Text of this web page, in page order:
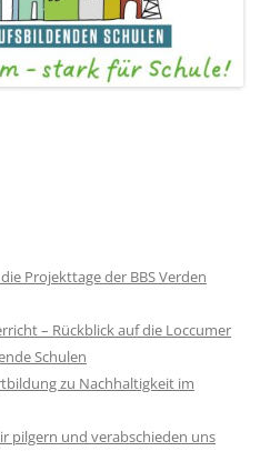
Projekttage der BBS Verden
– Rückblick auf die Loccumer
Schulen
zu Nachhaltigkeit im
pilgern und verabschieden uns